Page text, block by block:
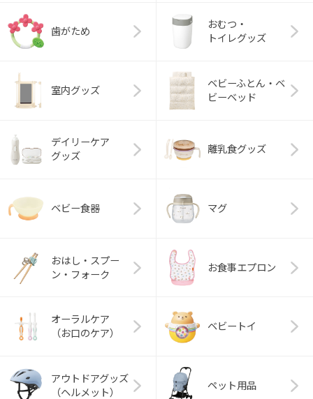
歯がため
おむつ・
トイレグッズ
室内グッズ
ベビーふとん・ベ
ビーベッド
デイリーケア
グッズ
離乳食グッズ
ベビー食器 マグ
おはし・スプー
ン・フォーク
お食事エプロン
オーラルケア
（お口のケア）
ベビートイ
アウトドアグッズ
（ヘルメット）
ペット用品